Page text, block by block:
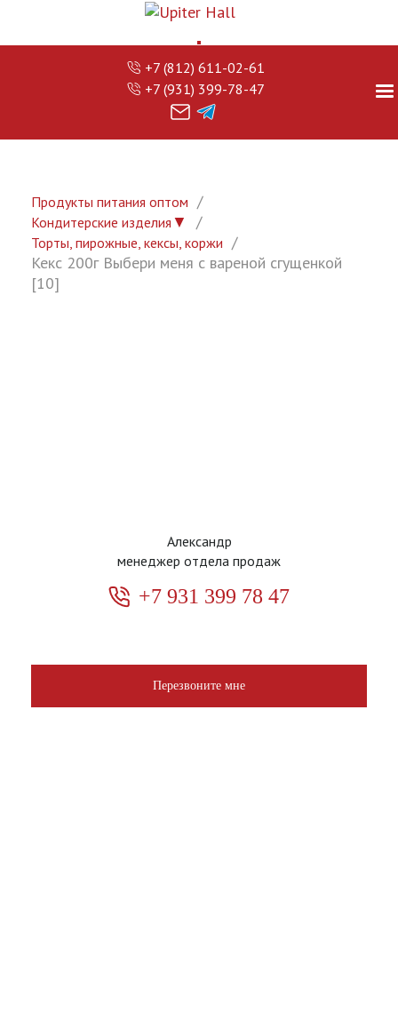
+7 (812) 611-02-61
+7 (931) 399-78-47
Продукты питания оптом
Кондитерские изделия ▼
Торты, пирожные, кексы, коржи
Кекс 200г Выбери меня с вареной сгущенкой
[10]
Александр
менеджер отдела продаж
+7 931 399 78 47
Перезвоните мне